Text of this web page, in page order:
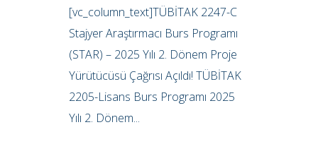
[vc_column_text]TÜBİTAK 2247-C
Stajyer Araştırmacı Burs Programı
(STAR) – 2025 Yılı 2. Dönem Proje
Yürütücüsü Çağrısı Açıldı! TÜBİTAK
2205-Lisans Burs Programı 2025
Yılı 2. Dönem...